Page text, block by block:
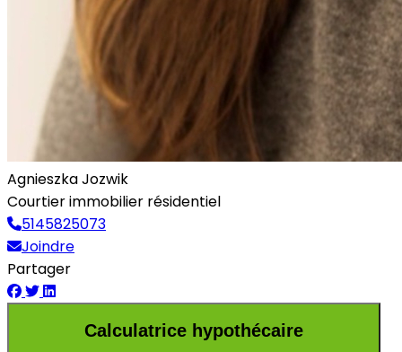
Agnieszka Jozwik
Courtier immobilier résidentiel
5145825073
Joindre
Partager
Calculatrice hypothécaire